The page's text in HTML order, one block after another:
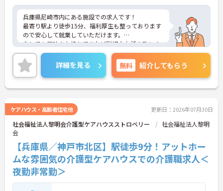
兵庫県尼崎市内にある施設での求人です！
最寄り駅より徒歩15分、福利厚生も整っております
ので安心して就業していただけます。
少しでも興味をお持ちであれば詳細なお話を致しま
すので気軽にご連絡ください。
詳細を見る 無料 紹介してもらう
ケアハウス・高齢者住宅他 更新日：2026年07月30日
社会福祉法人黎明会介護型ケアハウスストロベリー
社会福祉法人黎明
会
【兵庫県／神戸市北区】駅徒歩9分！アットホー
ムな雰囲気の介護型ケアハウスでの介護職求人＜
夜勤非常勤＞